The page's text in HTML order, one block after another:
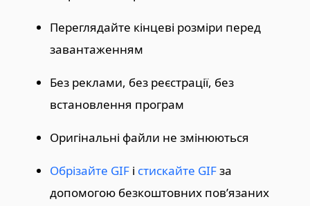
Переглядайте кінцеві розміри перед
завантаженням
Без реклами, без реєстрації, без
встановлення програм
Оригінальні файли не змінюються
Обрізайте GIF і стискайте GIFза
допомогою безкоштовних пов’язаних